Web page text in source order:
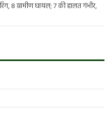
8 ग्रामीण घायल; 7 की हालत गंभीर,